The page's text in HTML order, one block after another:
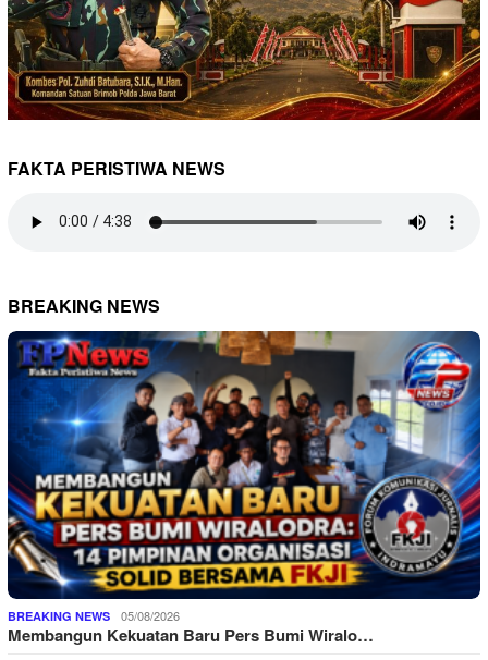
FAKTA PERISTIWA NEWS
BREAKING NEWS
BREAKING NEWS 05/08/2026
Membangun Kekuatan Baru Pers Bumi Wiralo…